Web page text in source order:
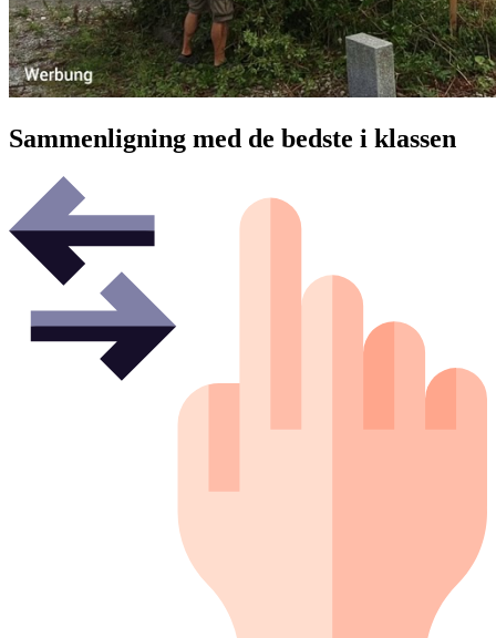
Sammenligning med de bedste i klassen